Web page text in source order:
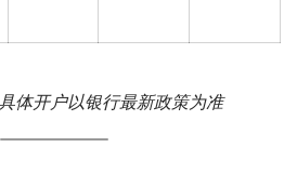
体开户以银行最新政策为准